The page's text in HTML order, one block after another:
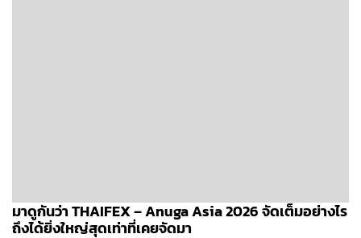
มาดูกันว่า THAIFEX – Anuga Asia 2026 จัดเต็มอย่างไร
ถึงได้ยิ่งใหญ่สุดเท่าที่เคยจัดมา